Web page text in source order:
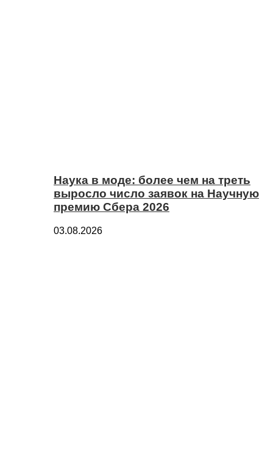
Наука в моде: более чем на треть
выросло число заявок на Научную
премию Сбера 2026
03.08.2026